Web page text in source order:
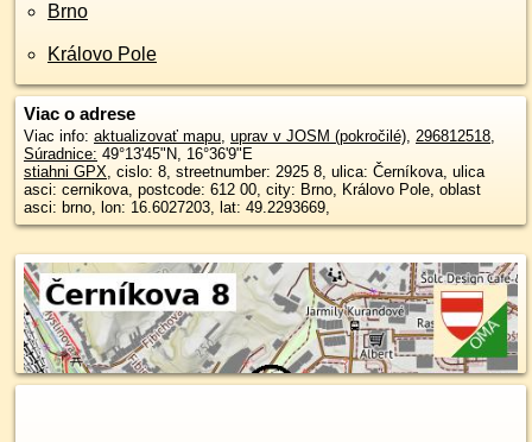
Brno
Královo Pole
Viac o adrese
Viac info: aktualizovať mapu, uprav v JOSM (pokročilé), 296812518,
Súradnice: 49°13'45"N, 16°36'9"E
stiahni GPX, cislo: 8, streetnumber: 2925 8, ulica: Černíkova, ulica
asci: cernikova, postcode: 612 00, city: Brno, Královo Pole, oblast
asci: brno, lon: 16.6027203, lat: 49.2293669,